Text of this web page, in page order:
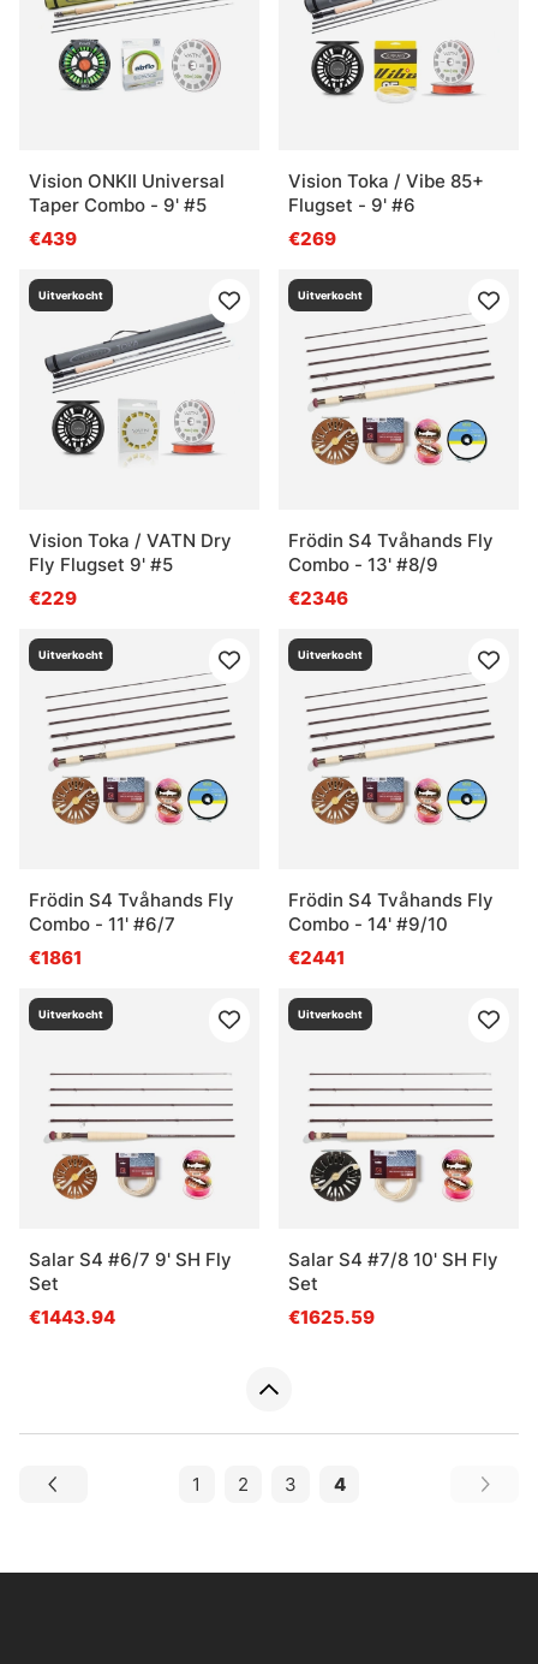
Vision ONKII Universal
Taper Combo - 9' #5
€439
Vision Toka / Vibe 85+
Flugset - 9' #6
€269
Uitverkocht
Vision Toka / VATN Dry
Fly Flugset 9' #5
€229
Uitverkocht
Frödin S4 Tvåhands Fly
Combo - 13' #8/9
€2346
Uitverkocht
Frödin S4 Tvåhands Fly
Combo - 11' #6/7
€1861
Uitverkocht
Frödin S4 Tvåhands Fly
Combo - 14' #9/10
€2441
Uitverkocht
Salar S4 #6/7 9' SH Fly
Set
€1443.94
Uitverkocht
Salar S4 #7/8 10' SH Fly
Set
€1625.59
1 2 3 4